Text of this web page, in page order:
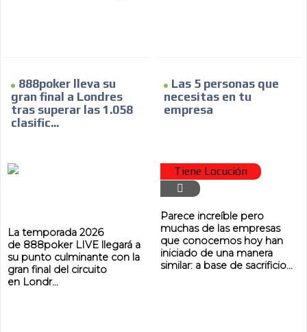
888poker lleva su
gran final a Londres
tras superar las 1.058
clasific...
La temporada 2026
de 888poker LIVE llegará a
su punto culminante con la
gran final del circuito
en Londr...
Las 5 personas que
necesitas en tu
empresa
Tiene Locución
Parece increíble pero
muchas de las empresas
que conocemos hoy han
iniciado de una manera
similar: a base de sacrificio...